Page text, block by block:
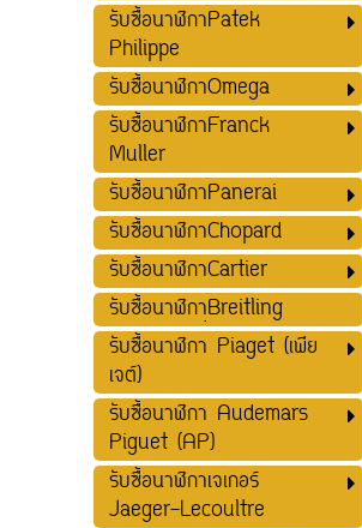
รับซื้อนาฬิกาPatek
Philippe
รับซื้อนาฬิกาOmega
รับซื้อนาฬิกาFranck
Muller
รับซื้อนาฬิกาPanerai
รับซื้อนาฬิกาChopard
รับซื้อนาฬิกาCartier
รับซื้อนาฬิกาฺฺBreitling
รับซื้อนาฬิกา Piaget (เพีย
เจต์)
รับซื้อนาฬิกา Audemars
Piguet (AP)
รับซื้อนาฬิกาเจเกอร์
Jaeger-Lecoultre